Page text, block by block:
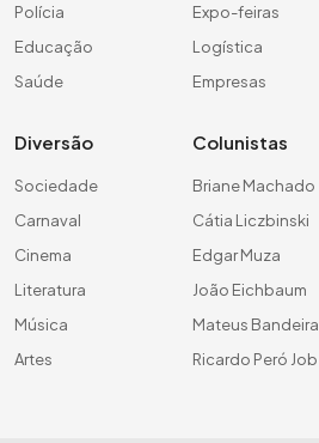
Polícia
Educação
Saúde
Expo-feiras
Logística
Empresas
Diversão
Sociedade
Carnaval
Cinema
Literatura
Música
Artes
Colunistas
Briane Machado
Cátia Liczbinski
Edgar Muza
João Eichbaum
Mateus Bandeira
Ricardo Peró Job